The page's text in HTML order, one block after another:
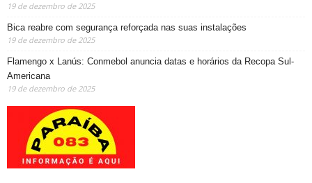
19 de dezembro de 2025
Bica reabre com segurança reforçada nas suas instalações
19 de dezembro de 2025
Flamengo x Lanús: Conmebol anuncia datas e horários da Recopa Sul-
Americana
19 de dezembro de 2025